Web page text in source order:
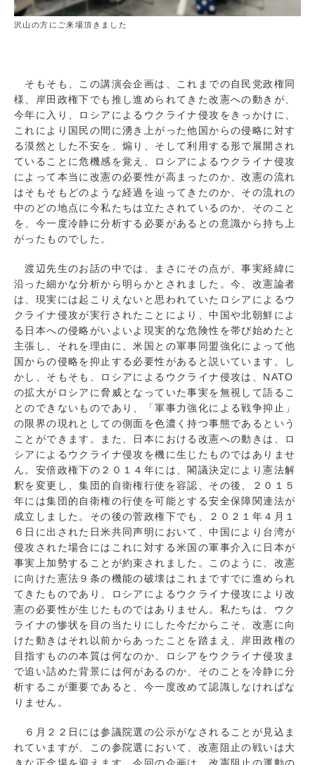
沢山の方にご来場頂きました
そもそも、この講演会企画は、これまでの自民党政権同
様、岸田政権下でも推し進められてきた改憲への動きが、
今年に入り、ロシアによるウクライナ侵攻をきっかけに、
これにより国民の間に湧き上がった他国からの侵略に対す
る漠然とした不安を、煽り、そして利用する形で展開され
ていることに危機感を覚え、ロシアによるウクライナ侵攻
によって本当に改憲の必要性が高まったのか、改憲の流れ
はそもそもどのような経過を辿ってきたのか、その流れの
中のどの地点に今私たちは立たされているのか、そのこと
を、今一度冷静に分析する必要があるとの意識から持ち上
がったものでした。
渡辺先生のお話の中では、まさにその点が、事実経緯に
沿った細かな分析から明らかとされました。今、改憲論者
は、現実には起こりえないと思われていたロシアによるウ
クライナ侵攻が実行されたことにより、中国や北朝鮮によ
る日本への侵略がいよいよ現実的な危険性を帯び始めたと
主張し、それを理由に、米国との軍事同盟強化によって他
国からの侵略を抑止する必要性があると説いています。し
かし、そもそも、ロシアによるウクライナ侵攻は、NATO
の拡大がロシアに脅威となっていた事実を無視して語るこ
とのできないものであり、「軍事力強化による戦争抑止」
の限界の現れとしての側面を色濃く持つ事態であるという
ことができます。また、日本における改憲への動きは、ロ
シアによるウクライナ侵攻を機に生じたものではありませ
ん。安倍政権下の２０１４年には、閣議決定により憲法解
釈を変更し、集団的自衛権行使を容認、その後、２０１５
年には集団的自衛権の行使を可能とする安全保障関連法が
成立しました。その後の菅政権下でも、２０２１年４月１
６日に出された日米共同声明において、中国により台湾が
侵攻された場合にはこれに対する米国の軍事介入に日本が
事実上加勢することが約束されました。このように、改憲
に向けた憲法９条の機能の破壊はこれまですでに進められ
てきたものであり、ロシアによるウクライナ侵攻により改
憲の必要性が生じたものではありません。私たちは、ウク
ライナの惨状を目の当たりにした今だからこそ、改憲に向
けた動きはそれ以前からあったことを踏まえ、岸田政権の
目指すものの本質は何なのか、ロシアをウクライナ侵攻ま
で追い詰めた背景には何があるのか、そのことを冷静に分
析するこが重要であると、今一度改めて認識しなければな
りません。
６月２２日には参議院選の公示がなされることが見込ま
れていますが、この参院選において、改憲阻止の戦いは大